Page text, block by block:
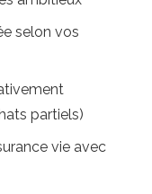
selon vos
partiels)
vie avec